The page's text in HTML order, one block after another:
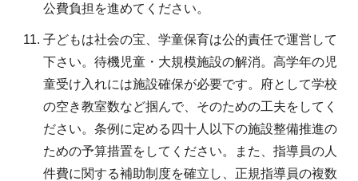
公費負担を進めてください。
子どもは社会の宝、学童保育は公的責任で運営して
下さい。待機児童・大規模施設の解消。高学年の児
童受け入れには施設確保が必要です。府として学校
の空き教室数など掴んで、そのための工夫をしてく
ださい。条例に定める四十人以下の施設整備推進の
ための予算措置をしてください。また、指導員の人
件費に関する補助制度を確立し、正規指導員の複数